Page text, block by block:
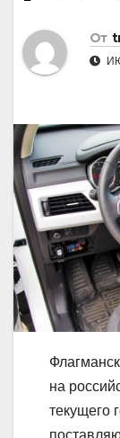
От
на
текущего